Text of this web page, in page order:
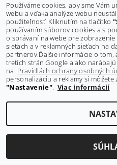
Len registrovaní používatelia
prihláste saalebo sazaregistrujte
2026 ©GRAVITY-shop.sk, všetky práva
Používáme cookies, aby sme
webu a vďaka analýze webu
použiteľnosť. Kliknutím na tlačítko
používaním súborov cookies a s
o správaní na webe pre
sieťach a v reklamných sieťach na
partnerov.Ďalšie informácie o
tretích strán Google a ako
na: Pravidlách ochrany osobných
personalizáciu a reklamy si
"Nastavenie". Viac informácií